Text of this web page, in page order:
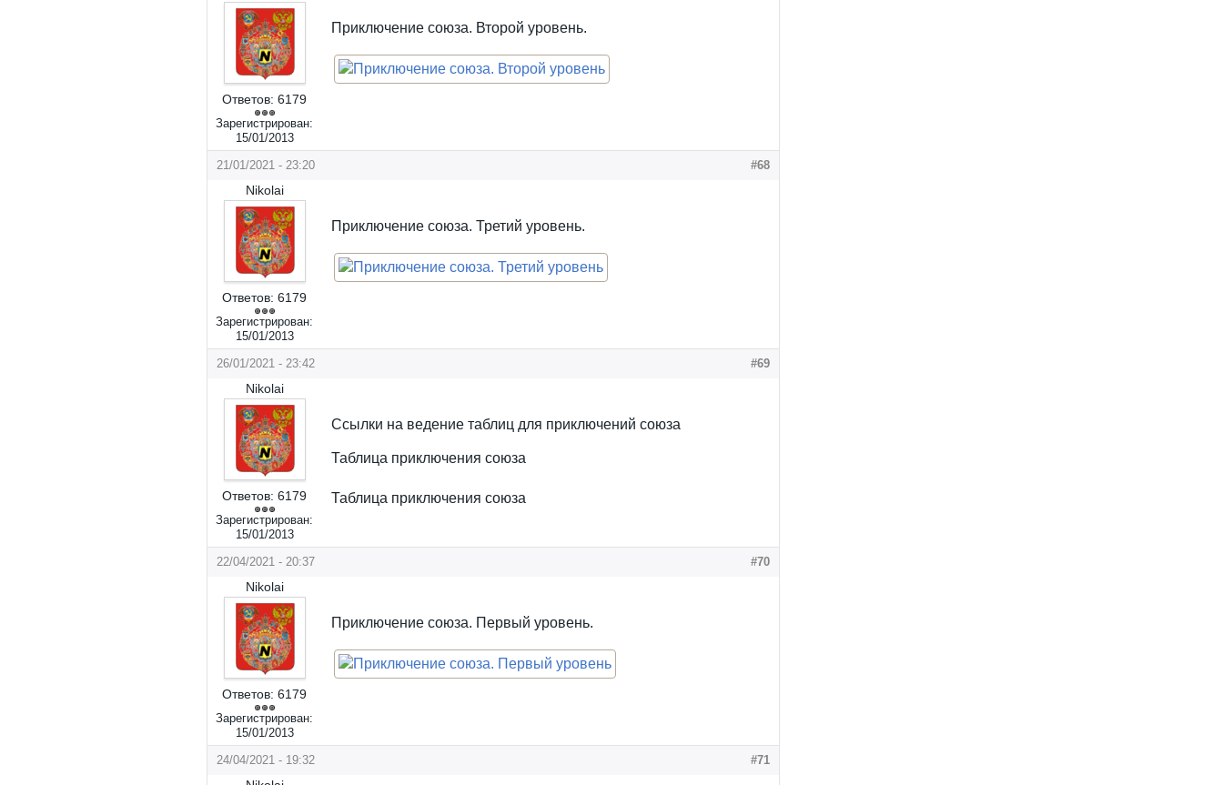
Ответов: 6179
Зарегистрирован:
15/01/2013
Приключение союза. Второй уровень.
21/01/2021 - 23:20 #68
Nikolai
Ответов: 6179
Зарегистрирован:
15/01/2013
Приключение союза. Третий уровень.
26/01/2021 - 23:42 #69
Nikolai
Ответов: 6179
Зарегистрирован:
15/01/2013
Ссылки на ведение таблиц для приключений союза
Таблица приключения союза
Таблица приключения союза
22/04/2021 - 20:37 #70
Nikolai
Ответов: 6179
Зарегистрирован:
15/01/2013
Приключение союза. Первый уровень.
24/04/2021 - 19:32 #71